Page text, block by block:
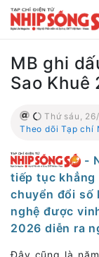
MB ghi
Sao Khuê
Thứ sáu,
Theo dõi Tạp chí
-
tiếp tục
chuyển đổi số
nghệ được
2026 diễn ra
Đây cũng là